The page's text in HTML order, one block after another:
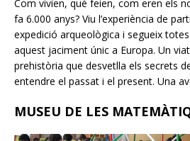
Com vivien, què feien, com eren els
fa 6.000 anys? Viu l’experiència de
expedició arqueològica i segueix
aquest jaciment únic a Europa. Un
prehistòria que desvetlla els secrets
entendre el passat i el present. Una
MUSEU DE LES